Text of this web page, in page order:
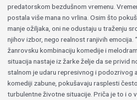
predatorskom bezdušnom vremenu.
postala više mana no vrlina. Osim što
manje ožiljaka, oni ne odustaju u traženju
njihov izbor, nego realnost ranjivih emocija.
žanrovsku kombinaciju komedije i
situacija nastaje iz žarke želje da se privid
stalnom je udaru represivnog i podozrivog
komediji zabune, pokušavaju rasplesti
turbulentne životne situacije. Priča je to i o